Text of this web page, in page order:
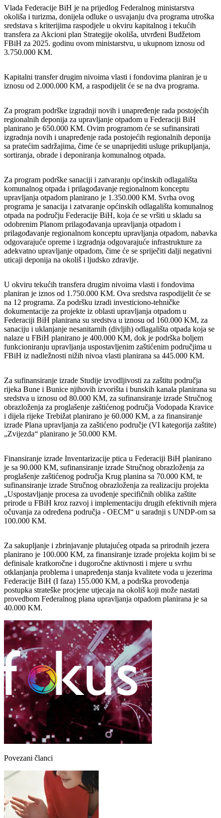
Vlada Federacije BiH je na prijedlog Federalnog ministarstva
okoliša i turizma, donijela odluke o usvajanju dva programa utroška
sredstava s kriterijima raspodjele u okviru kapitalnog i tekućih
transfera za Akcioni plan Strategije okoliša, utvrđeni Budžetom
FBiH za 2025. godinu ovom ministarstvu, u ukupnom iznosu od
3.750.000 KM.
Kapitalni transfer drugim nivoima vlasti i fondovima planiran je u
iznosu od 2.000.000 KM, a raspodijelit će se na dva programa.
Za program podrške izgradnji novih i unapređenje rada postojećih
regionalnih deponija za upravljanje otpadom u Federaciji BiH
planirano je 650.000 KM. Ovim programom će se sufinansirati
izgradnja novih i unapređenje rada postojećih regionalnih deponija
sa pratećim sadržajima, čime će se unaprijediti usluge prikupljanja,
sortiranja, obrade i deponiranja komunalnog otpada.
Za program podrške sanaciji i zatvaranju općinskih odlagališta
komunalnog otpada i prilagođavanje regionalnom konceptu
upravljanja otpadom planirano je 1.350.000 KM. Svrha ovog
programa je sanacija i zatvaranje općinskih odlagališta komunalnog
otpada na području Federacije BiH, koja će se vršiti u skladu sa
odobrenim Planom prilagođavanja upravljanja otpadom i
prilagođavanje regionalnom konceptu upravljanja otpadom, nabavka
odgovarajuće opreme i izgradnja odgovarajuće infrastrukture za
adekvatno upravljanje otpadom, čime će se spriječiti dalji negativni
uticaji deponija na okoliš i ljudsko zdravlje.
U okviru tekućih transfera drugim nivoima vlasti i fondovima
planiran je iznos od 1.750.000 KM. Ova sredstva raspodijelit će se
na 12 programa. Za podršku izradi investiciono-tehničke
dokumentacije za projekte iz oblasti upravljanja otpadom u
Federaciji BiH planirana su sredstva u iznosu od 160.000 KM, za
sanaciju i uklanjanje nesanitarnih (divljih) odlagališta otpada koja se
nalaze u FBiH planirano je 400.000 KM, dok je podrška boljem
funkcioniranju upravljanja uspostavljenim zaštićenim područjima u
FBiH iz nadležnosti nižih nivoa vlasti planirana sa 445.000 KM.
Za sufinansiranje izrade Studije izvodljivosti za zaštitu područja
rijeka Bune i Bunice njihovih izvorišta i bunskih kanala planirana su
sredstva u iznosu od 80.000 KM, za sufinansiranje izrade Stručnog
obrazloženja za proglašenje zaštićenog područja Vodopada Kravice
i dijela rijeke Trebižat planirano je 60.000 KM, a za finansiranje
izrade Plana upravljanja za zaštićeno područje (VI kategorija zaštite)
„Zvijezda“ planirano je 50.000 KM.
Finansiranje izrade Inventarizacije ptica u Federaciji BiH planirano
je sa 90.000 KM, sufinansiranje izrade Stručnog obrazloženja za
proglašenje zaštićenog područja Krug planina sa 70.000 KM, te
sufinansiranje izrade Stručnog obrazloženja za realizaciju projekta
„Uspostavljanje procesa za uvođenje specifičnih oblika zaštite
prirode u FBiH kroz razvoj i implementaciju drugih efektivnih mjera
očuvanja za određena područja - OECM“ u saradnji s UNDP-om sa
100.000 KM.
Za sakupljanje i zbrinjavanje plutajućeg otpada sa prirodnih jezera
planirano je 100.000 KM, za finansiranje izrade projekta kojim bi se
definisale kratkoročne i dugoročne aktivnosti i mjere u svrhu
otklanjanja problema i unapređenja stanja kvalitete voda u jezerima
Federacije BiH (I faza) 155.000 KM, a podrška provođenja
postupka strateške procjene utjecaja na okoliš koji može nastati
provedbom Federalnog plana upravljanja otpadom planirana je sa
40.000 KM.
Povezani članci